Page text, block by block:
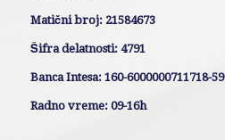
Matični broj: 21584673
Šifra delatnosti: 4791
Banca Intesa: 160-6000000711718-59
Radno vreme: 09-16h